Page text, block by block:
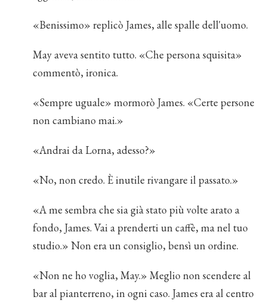
«Benissimo» replicò James, alle spalle dell'uomo.
May aveva sentito tutto. «Che persona squisita»
commentò, ironica.
«Sempre uguale» mormorò James. «Certe persone
non cambiano mai.»
«Andrai da Lorna, adesso?»
«No, non credo. È inutile rivangare il passato.»
«A me sembra che sia già stato più volte arato a
fondo, James. Vai a prenderti un caffè, ma nel tuo
studio.» Non era un consiglio, bensì un ordine.
«Non ne ho voglia, May.» Meglio non scendere al
bar al pianterreno, in ogni caso. James era al centro